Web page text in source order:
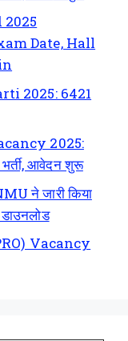
Date, Hall
2025: 6421
2025:
भर्ती, आवेदन शुरू
ने जारी किया
डाउनलोड
Vacancy